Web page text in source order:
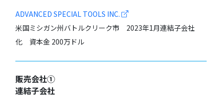
ADVANCED SPECIAL TOOLS INC.
米国ミシガン州バトルクリーク市 2023年1月連結子会社
化 資本金 200万ドル
販売会社①
連結子会社